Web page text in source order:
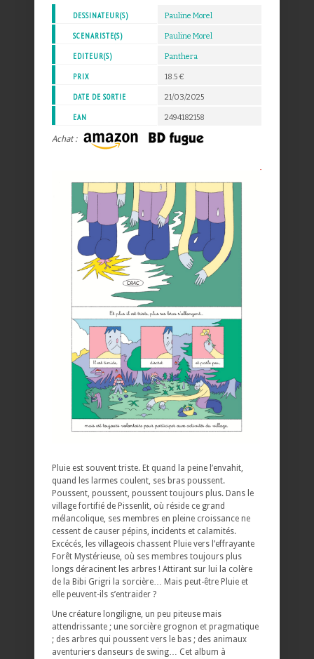
DESSINATEUR(S) Pauline Morel
SCENARISTE(S) Pauline Morel
EDITEUR(S) Panthera
PRIX 18.5 €
DATE DE SORTIE 21/03/2025
EAN 2494182158
Achat :
Pluie est souvent triste. Et quand la peine l’envahit,
quand les larmes coulent, ses bras poussent.
Poussent, poussent, poussent toujours plus. Dans le
village fortifié de Pissenlit, où réside ce grand
mélancolique, ses membres en pleine croissance ne
cessent de causer pépins, incidents et calamités.
Excécés, les villageois chassent Pluie vers l’effrayante
Forêt Mystérieuse, où ses membres toujours plus
longs déracinent les arbres ! Attirant sur lui la colère
de la Bibi Grigri la sorcière… Mais peut-être Pluie et
elle peuvent-ils s’entraider ?
Une créature longiligne, un peu piteuse mais
attendrissante ; une sorcière grognon et pragmatique
; des arbres qui poussent vers le bas ; des animaux
aventuriers danseurs de swing… Cet album à